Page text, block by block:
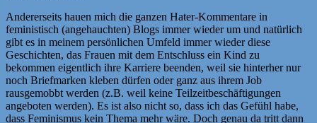
Andererseits hauen mich die ganzen Hater-Kommentare in
feministisch (angehauchten) Blogs immer wieder um und natürlich
gibt es in meinem persönlichen Umfeld immer wieder diese
Geschichten, das Frauen mit dem Entschluss ein Kind zu
bekommen eigentlich ihre Karriere beenden, weil sie hinterher nur
noch Briefmarken kleben dürfen oder ganz aus ihrem Job
rausgemobbt werden (z.B. weil keine Teilzeitbeschäftigungen
angeboten werden). Es ist also nicht so, dass ich das Gefühl habe,
dass Feminismus kein Thema mehr wäre. Doch genau da tritt dann